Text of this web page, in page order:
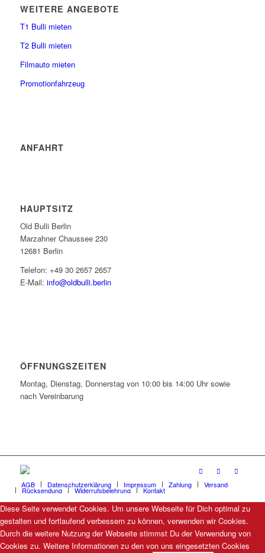
WEITERE ANGEBOTE
T1 Bulli mieten
T2 Bulli mieten
Filmauto mieten
Promotionfahrzeug
ANFAHRT
HAUPTSITZ
Old Bulli Berlin
Marzahner Chaussee 230
12681 Berlin
Telefon: +49 30 2657 2657
E-Mail: info@oldbulli.berlin
ÖFFNUNGSZEITEN
Montag, Dienstag, Donnerstag von 10:00 bis 14:00 Uhr sowie
nach Vereinbarung
AGB Datenschutzerklärung Impressum Zahlung Versand
Rücksendung Widerrufsbelehrung Kontakt
Diese Seite verwendet Cookies. Um unsere Webseite für Dich optimal zu
gestalten und fortlaufend verbessern zu können, verwenden wir Cookies.
Durch die weitere Nutzung der Webseite stimmst Du der Verwendung von
Cookies zu. Weitere Informationen zu den von uns eingesetzten Cookies